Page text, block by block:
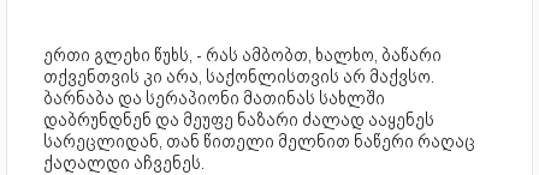
ერთი გლეხი წუხს, - რას ამბობთ, ხალხო, ბაწარი
თქვენთვის კი არა, საქონლისთვის არ მაქვსო.
ბარნაბა და სერაპიონი მათინას სახლში
დაბრუნდნენ და მეუფე ნაზარი ძალად ააყენეს
სარეცლიდან, თან წითელი მელნით ნაწერი რაღაც
ქაღალდი აჩვენეს.